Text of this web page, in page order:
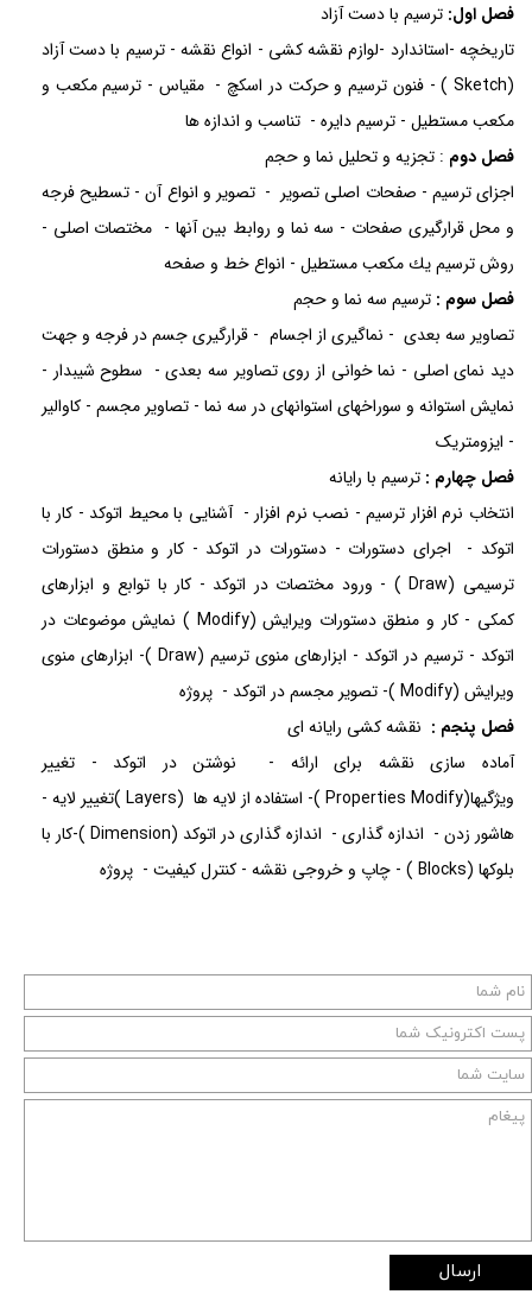
فصل اول: ترسیم با دست آزاد
تاریخچه -استاندارد -لوازم نقشه کشی - انواع نقشه - ترسیم با دست آزاد
(Sketch ) - فنون ترسیم و حرکت در اسکچ - مقياس - ترسیم مکعب و
مکعب مستطیل - ترسيم دایره - تناسب و اندازه ها
فصل دوم : تجزیه و تحلیل نما و حجم
اجزای ترسیم - صفحات اصلی تصویر - تصویر و انواع آن - تسطیح فرجه
و محل قرارگیری صفحات - سه نما و روابط بین آنها - مختصات اصلی -
روش ترسيم يك مكعب مستطيل - انواع خط و صفحه
فصل سوم : ترسیم سه نما و حجم
تصاویر سه بعدی - نماگیری از اجسام - قرارگیری جسم در فرجه و جهت
دید نمای اصلی - نما خوانی از روی تصاویر سه بعدی - سطوح شیبدار -
نمایش استوانه و سوراخهای استوانهای در سه نما - تصاویر مجسم - کاوالیر
- ایزومتریک
فصل چهارم : ترسیم با رایانه
انتخاب نرم افزار ترسیم - نصب نرم افزار - آشنایی با محیط اتوکد - کار با
اتوکد - اجرای دستورات - دستورات در اتوکد - کار و منطق دستورات
ترسیمی (Draw ) - ورود مختصات در اتوکد - کار با توابع و ابزارهای
کمکی - کار و منطق دستورات ويرايش (Modify ) نمایش موضوعات در
اتوکد - ترسیم در اتوکد - ابزارهای منوی ترسیم (Draw )- ابزارهای منوی
ویرایش (Modify )- تصویر مجسم در اتوکد - پروژه
فصل پنجم : نقشه کشی رایانه ای
آماده سازی نقشه برای ارائه - نوشتن در اتوکد - تغییر
ویژگیها(Properties Modify )- استفاده از لایه ها (Layers )تغییر لایه -
هاشور زدن - اندازه گذاری - اندازه گذاری در اتوکد (Dimension )-کار با
بلوکها (Blocks ) - چاپ و خروجی نقشه - کنترل کیفیت - پروژه
ارسال